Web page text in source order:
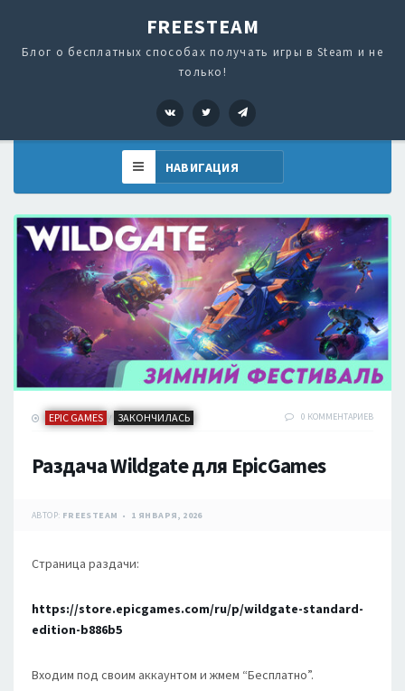
FREESTEAM
Блог о бесплатных способах получать игры в Steam и не
только!
VK Twitter
EPIC GAMES / ЗАКОНЧИЛАСЬ 0 КОММЕНТАРИЕВ
Раздача Wildgate для EpicGames
АВТОР: FREESTEAM 1 ЯНВАРЯ, 2026
Страница раздачи:
https://store.epicgames.com/ru/p/wildgate-standard-
edition-b886b5
Входим под своим аккаунтом и жмем “Бесплатно”.